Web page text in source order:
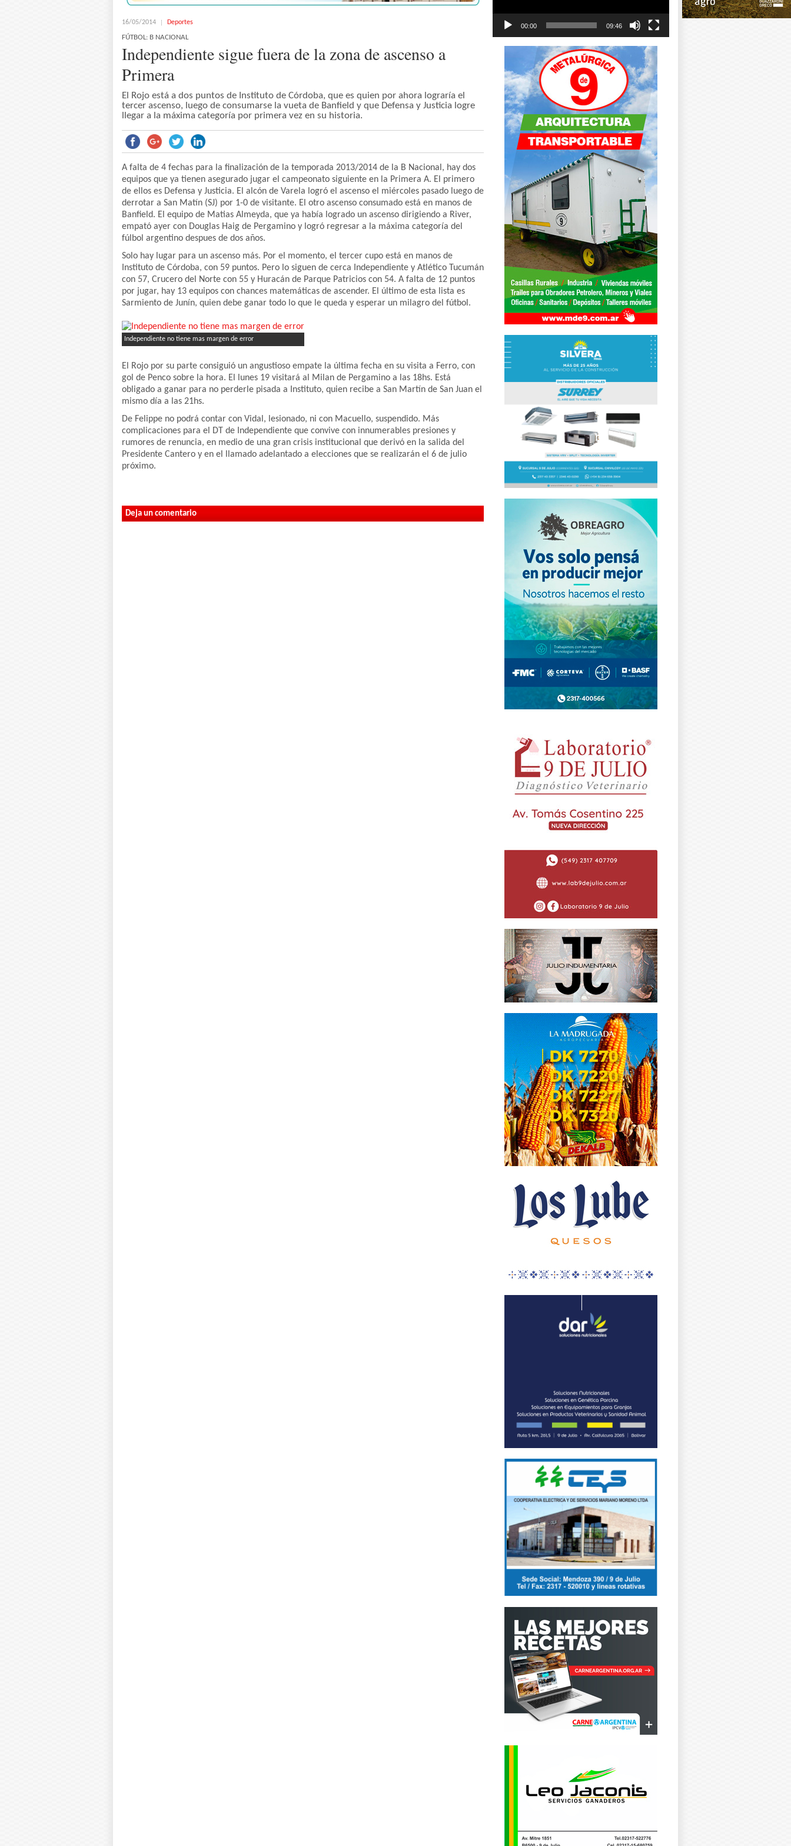
16/05/2014 Deportes
FÚTBOL: B NACIONAL
Independiente sigue fuera de la zona de ascenso a
Primera
El Rojo está a dos puntos de Instituto de Córdoba, que es quien por ahora lograría el
tercer ascenso, luego de consumarse la vueta de Banfield y que Defensa y Justicia logre
llegar a la máxima categoría por primera vez en su historia.
A falta de 4 fechas para la finalización de la temporada 2013/2014 de la B Nacional, hay dos
equipos que ya tienen asegurado jugar el campeonato siguiente en la Primera A. El primero
de ellos es Defensa y Justicia. El alcón de Varela logró el ascenso el miércoles pasado luego de
derrotar a San Matín (SJ) por 1-0 de visitante. El otro ascenso consumado está en manos de
Banfield. El equipo de Matias Almeyda, que ya había logrado un ascenso dirigiendo a River,
empató ayer con Douglas Haig de Pergamino y logró regresar a la máxima categoría del
fúlbol argentino despues de dos años.
Solo hay lugar para un ascenso más. Por el momento, el tercer cupo está en manos de
Instituto de Córdoba, con 59 puntos. Pero lo siguen de cerca Independiente y Atlético Tucumán
con 57, Crucero del Norte con 55 y Huracán de Parque Patricios con 54. A falta de 12 puntos
por jugar, hay 13 equipos con chances matemáticas de ascender. El último de esta lista es
Sarmiento de Junín, quien debe ganar todo lo que le queda y esperar un milagro del fútbol.
Independiente no tiene mas margen de error
El Rojo por su parte consiguió un angustioso empate la última fecha en su visita a Ferro, con
gol de Penco sobre la hora. El lunes 19 visitará al Milan de Pergamino a las 18hs. Está
obligado a ganar para no perderle pisada a Instituto, quien recibe a San Martín de San Juan el
mismo día a las 21hs.
De Felippe no podrá contar con Vidal, lesionado, ni con Macuello, suspendido. Más
complicaciones para el DT de Independiente que convive con innumerables presiones y
rumores de renuncia, en medio de una gran crisis institucional que derivó en la salida del
Presidente Cantero y en el llamado adelantado a elecciones que se realizarán el 6 de julio
próximo.
Deja un comentario
00:00 09:46